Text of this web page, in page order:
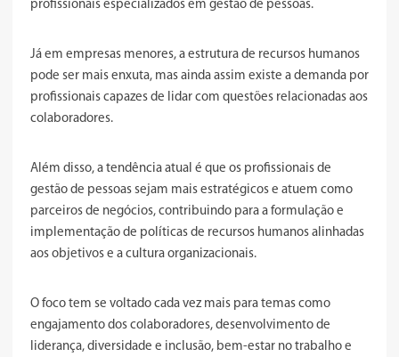
profissionais especializados em gestão de pessoas.
Já em empresas menores, a estrutura de recursos humanos
pode ser mais enxuta, mas ainda assim existe a demanda por
profissionais capazes de lidar com questões relacionadas aos
colaboradores.
Além disso, a tendência atual é que os profissionais de
gestão de pessoas sejam mais estratégicos e atuem como
parceiros de negócios, contribuindo para a formulação e
implementação de políticas de recursos humanos alinhadas
aos objetivos e a cultura organizacionais.
O foco tem se voltado cada vez mais para temas como
engajamento dos colaboradores, desenvolvimento de
liderança, diversidade e inclusão, bem-estar no trabalho e